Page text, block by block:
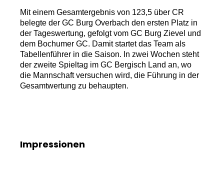
Mit einem Gesamtergebnis von 123,5 über CR
belegte der GC Burg Overbach den ersten Platz in
der Tageswertung, gefolgt vom GC Burg Zievel und
dem Bochumer GC. Damit startet das Team als
Tabellenführer in die Saison. In zwei Wochen steht
der zweite Spieltag im GC Bergisch Land an, wo
die Mannschaft versuchen wird, die Führung in der
Gesamtwertung zu behaupten.
Impressionen